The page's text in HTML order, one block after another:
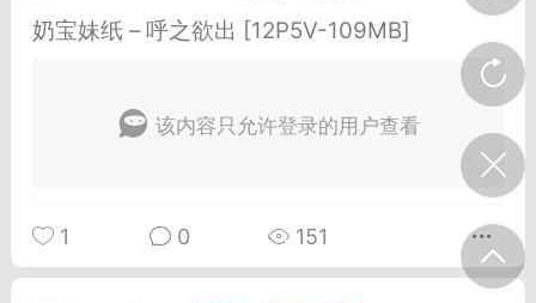
金币/会员充值 商城 签到 任务中心
摇钱树 匿名吐槽 挑战大比拼
奶宝妹纸 – 呼之欲出 [12P5V-109MB]
该内容只允许登录的用户查看
1 0 151